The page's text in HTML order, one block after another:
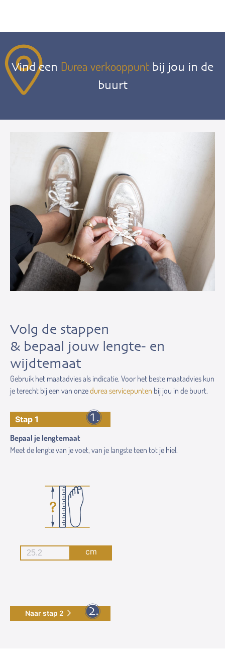
Vind een Durea verkooppunt bij jou in de
buurt
Volg de stappen
& bepaal jouw lengte- en
wijdtemaat
Gebruik het maatadvies als indicatie. Voor het beste maatadvies kun
je terecht bij een van onzedurea servicepunten bij jou in de buurt.
Stap 1
Bepaal je lengtemaat
Meet de lengte van je voet, van je langste teen tot je hiel.
cm
Naar stap 2